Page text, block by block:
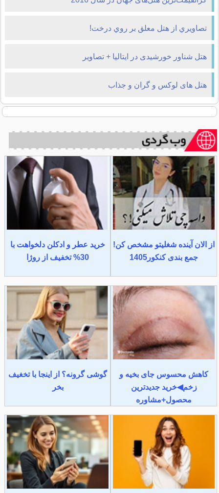
تصاويري از هتل معلق بر روي درخت!
هتل شناور خورشیدی در ایتالیا + تصاویر
هتل های لوکس و گران و جذاب
از الان آینده شغلیتو مشخص کن!
جمع بندی کنکور1405
خرید عطر و ادکلن دلخواهت با
30% تخفیف از روژا
کاهش محسوس جای بخیه و
زخم◀خرید جدیدترین
محصول+مشاوره
گوشی گرونه؟ از اینجا با تخغیف
بخر